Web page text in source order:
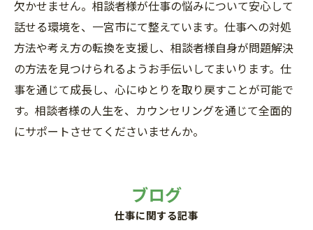
欠かせません。相談者様が仕事の悩みについて安心して
話せる環境を、一宮市にて整えています。仕事への対処
方法や考え方の転換を支援し、相談者様自身が問題解決
の方法を見つけられるようお手伝いしてまいります。仕
事を通じて成長し、心にゆとりを取り戻すことが可能で
す。相談者様の人生を、カウンセリングを通じて全面的
にサポートさせてくださいませんか。
ブログ
仕事に関する記事